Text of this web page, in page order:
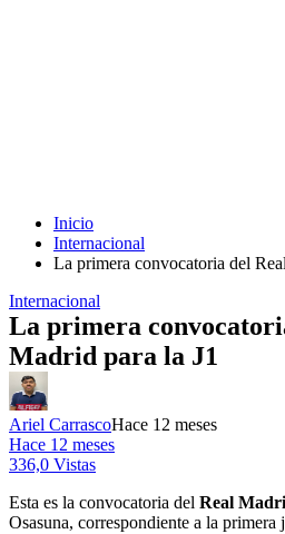
Inicio
Internacional
La primera convocatoria del
Internacional
La primera
Madrid para la J1
Ariel CarrascoHace 12 meses
Hace 12 meses
336,0 Vistas
Esta es la convocatoria del Real
Osasuna, correspondiente a la primera